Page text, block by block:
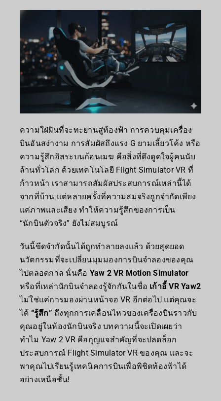
ความใฝ่ฝันที่จะทะยานสู่ท้องฟ้า การควบคุมเครื่อง
บินอันสง่างาม การสัมผัสถึงแรง G ยามเลี้ยวโค้ง หรือ
ความรู้สึกอิสระบนก้อนเมฆ คือสิ่งที่ดึงดูดใจผู้คนนับ
ล้านทั่วโลก ด้วยเทคโนโลยี Flight Simulator VR ที่
ก้าวหน้า เราสามารถสัมผัสประสบการณ์เหล่านี้ได้
จากที่บ้าน แต่หลายครั้งที่ความสมจริงถูกจำกัดเพียง
แค่ภาพและเสียง ทำให้ความรู้สึกของการเป็น
“นักบินตัวจริง” ยังไม่สมบูรณ์
วันนี้ขีดจำกัดนั้นได้ถูกทำลายลงแล้ว ด้วยสุดยอด
นวัตกรรมที่จะเปลี่ยนมุมมองการบินจำลองของคุณ
ไปตลอดกาล นั่นคือ Yaw 2 VR Motion Simulator
หรือที่เหล่านักบินจำลองรู้จักกันในชื่อ เก้าอี้ VR Yaw2
ไม่ใช่แค่การมองผ่านหน้าจอ VR อีกต่อไป แต่คุณจะ
ได้ “รู้สึก” ถึงทุกการเคลื่อนไหวของเครื่องบินราวกับ
คุณอยู่ในห้องนักบินจริง บทความนี้จะเปิดเผยว่า
ทำไม Yaw 2 VR คือกุญแจสำคัญที่จะปลดล็อก
ประสบการณ์ Flight Simulator VR ของคุณ และจะ
พาคุณไปเรียนรู้เทคนิคการบินเพื่อพิชิตท้องฟ้าได้
อย่างเหนือชั้น!